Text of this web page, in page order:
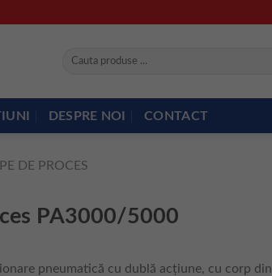
Caută
DESPRE NOI CONTACT
DE PROCES
PA3000/5000
pneumatică cu dublă acțiune, cu corp din